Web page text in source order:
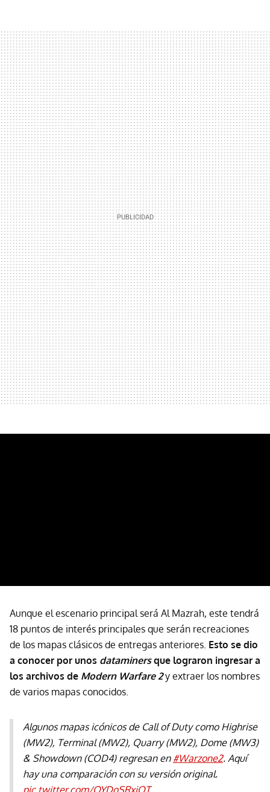
Aunque el escenario principal será Al Mazrah, este tendrá
18 puntos de interés principales que serán recreaciones
de los mapas clásicos de entregas anteriores. Esto se dio
a conocer por unos dataminersque lograron ingresar a
los archivos de Modern Warfare 2y extraer los nombres
de varios mapas conocidos.
Algunos mapas icónicos de Call of Duty como Highrise
(MW2), Terminal (MW2), Quarry (MW2), Dome (MW3)
& Showdown (COD4) regresan en #Warzone2. Aquí
hay una comparación con su versión original.
pic.twitter.com/QYDoSRxiQT